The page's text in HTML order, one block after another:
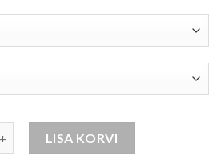
37.04 €
through
29.63 €
LISA KORVI